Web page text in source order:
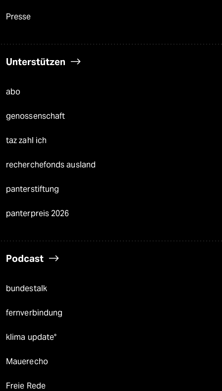
Presse
Unterstützen
abo
genossenschaft
taz zahl ich
recherchefonds ausland
panterstiftung
panterpreis 2026
Podcast
bundestalk
fernverbindung
klima update°
Mauerecho
Freie Rede